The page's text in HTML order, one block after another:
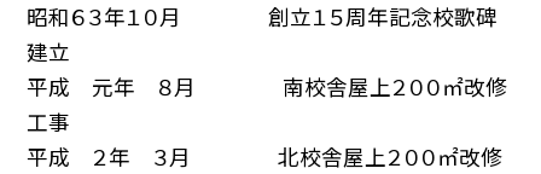
昭和６３年１０月 創立１５周年記念校歌碑
建立
平成 元年 ８月 南校舎屋上２００㎡改修
工事
平成 ２年 ３月 北校舎屋上２００㎡改修